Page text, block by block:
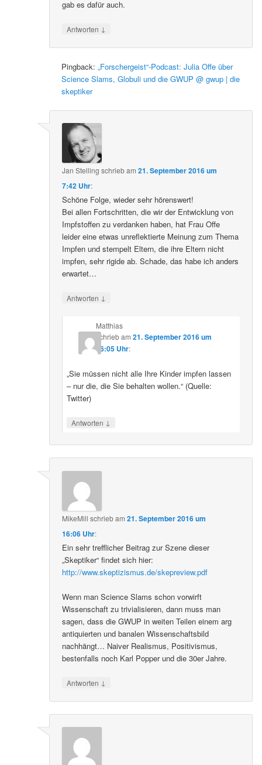
gab es dafür auch.
Antworten ↓
Pingback:„Forschergeist“-Podcast: Julia Offe über
Science Slams, Globuli und die GWUP @ gwup | die
skeptiker
Jan Stelling schriebam21. September 2016 um
7:42 Uhr:
Schöne Folge, wieder sehr hörenswert!
Bei allen Fortschritten, die wir der Entwicklung von
Impfstoffen zu verdanken haben, hat Frau Offe
leider eine etwas unreflektierte Meinung zum Thema
Impfen und stempelt Eltern, die ihre Eltern nicht
impfen, sehr rigide ab. Schade, das habe ich anders
erwartet…
Antworten ↓
Matthias
schriebam 21. September 2016 um
16:05 Uhr:
„Sie müssen nicht alle Ihre Kinder impfen lassen
– nur die, die Sie behalten wollen.“ (Quelle:
Twitter)
Antworten ↓
MikeMill schriebam21. September 2016 um
16:06 Uhr:
Ein sehr trefflicher Beitrag zur Szene dieser
„Skeptiker“ findet sich hier:
http://www.skeptizismus.de/skepreview.pdf
Wenn man Science Slams schon vorwirft
Wissenschaft zu trivialisieren, dann muss man
sagen, dass die GWUP in weiten Teilen einem arg
antiquierten und banalen Wissenschaftsbild
nachhängt… Naiver Realismus, Positivismus,
bestenfalls noch Karl Popper und die 30er Jahre.
Antworten ↓